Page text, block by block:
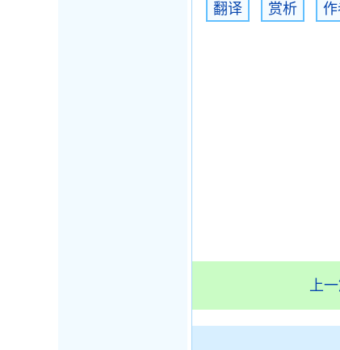
翻译 赏析
上